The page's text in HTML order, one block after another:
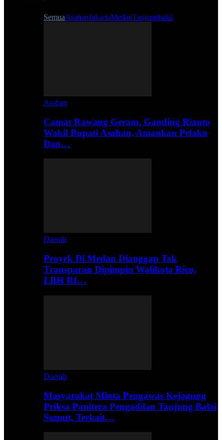
SemuaAsahanJakartaMedanTanjungbalai
Asahan
Camat Rawang Geram, Ganding Rianto
Wakil Bupati Asahan, Amankan Pelaku
Dan…
Daerah
Proyek Di Medan Dianggap Tak
Transparan Dipimpin Walikota Rico,
LBH RI…
Daerah
Masyarakat Minta Pengawas Kejagung
Priksa Panitera Pengadilan Tanjung Balai
Sumut, Terkait…